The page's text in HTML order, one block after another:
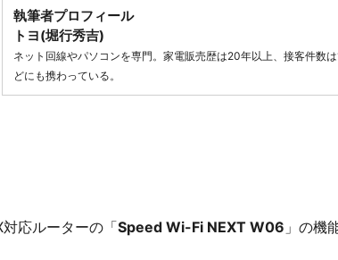
執筆者プロフィール
トヨ(堀行秀吉)
ネット回線やパソコンを専門。家電販売歴は20年以上、接客件数
どにも携わっている。
応ルーターの「Speed Wi-Fi NEXT W06 」の機